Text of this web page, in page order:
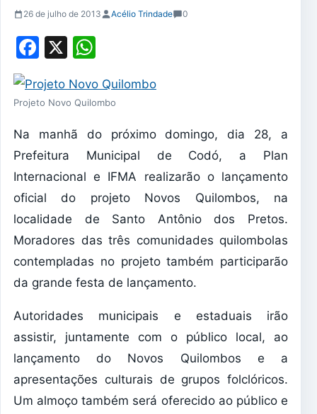
26 de julho de 2013 Acélio Trindade 0
Facebook
X
Projeto Novo Quilombo
Na manhã do próximo domingo, dia 28, a
Prefeitura Municipal de Codó, a Plan
Internacional e IFMA realizarão o lançamento
oficial do projeto Novos Quilombos, na
localidade de Santo Antônio dos Pretos.
Moradores das três comunidades quilombolas
contempladas no projeto também participarão
da grande festa de lançamento.
Autoridades municipais e estaduais irão
assistir, juntamente com o público local, ao
lançamento do Novos Quilombos e a
apresentações culturais de grupos folclóricos.
Um almoço também será oferecido ao público e